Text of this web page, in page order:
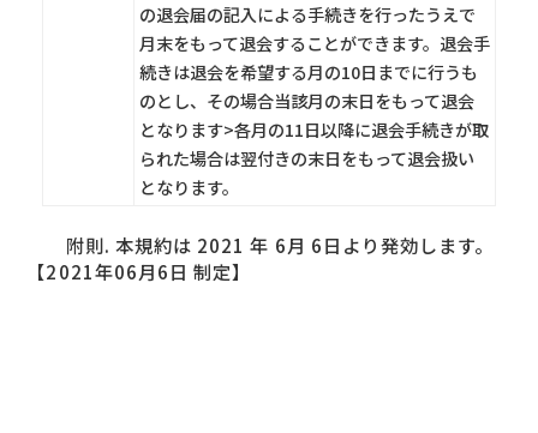
の退会届の記入による手続きを行ったうえで
月末をもって退会することができます。退会手
続きは退会を希望する月の10日までに行うも
のとし、その場合当該月の末日をもって退会
となります>各月の11日以降に退会手続きが取
られた場合は翌付きの末日をもって退会扱い
となります。
附則. 本規約は 2021 年 6月 6日より発効します。
【2021年06月6日 制定】